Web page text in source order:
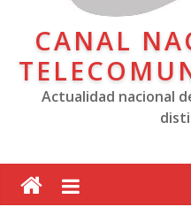
CANAL
Actualidad nacional